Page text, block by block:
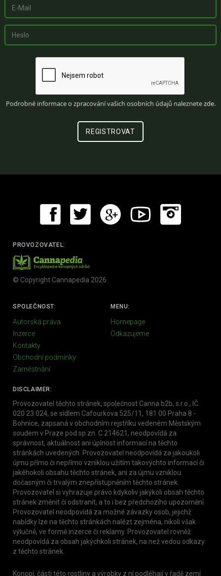
Podrobné informace o zpracování vašich osobních údajů naleznetezde.
PROVOZOVATEL:
© Copyright Cannapedia 2026
SPOLEČNOST:
Autorská práva
Inzerce
Kontakty
Obchodní podmínky
Zaměstnání
MENU:
Homepage
Odkazujeme
DISCLAIMER:
Provozovatel těchto stránek, společnost Canna b2b, s.r.o., IČ
020 23 024, se sídlem Cafourkova 525/11, 181 00 Praha 8 -
Bohnice, zapsaná v obchodním rejstříku vedeném Městským
soudem v Praze pod sp.zn. C 214621, neodpovídá za
správnost, aktuálnost ani úplnost informací na těchto
stránkách uvedených. Provozovatel neodpovídá za jakoukoli
újmu přímo či nepřímo vzniklou užitím takovýchto informací či
jakéhokoli obsahu těchto stránek, ani za újmu vzniklou
dočasným či trvalým znepřístupněním těchto stránek.
Provozovatel si vyhrazuje právo kdykoliv jakýkoli obsah těchto
stránek změnit či odstranit, a to i bez předchozího upozornění.
Provozovatel neodpovídá za možné závazky osob, jejichž
nabídky lze na těchto stránkách nalézt zejména, nikoli však
výlučně, ve formě inzerce či reklamy. Provozovatel rovněž
neodpovídá za obsah jakýchkoli stránek, na než vedou odkazy
z těchto stránek.
Konopí, části této rostliny a výrobky z ní podléhají v řadě zemí